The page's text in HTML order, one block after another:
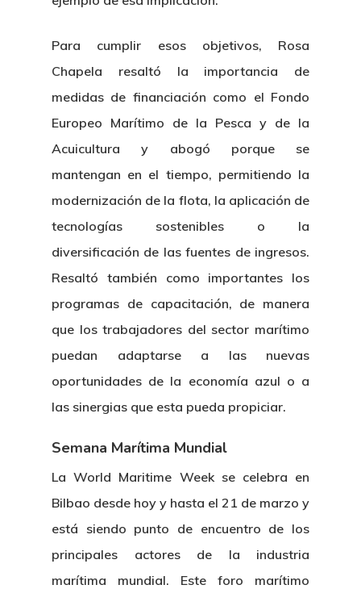
Para cumplir esos objetivos, Rosa
Chapela resaltó la importancia de
medidas de financiación como el Fondo
Europeo Marítimo de la Pesca y de la
Acuicultura y abogó porque se
mantengan en el tiempo, permitiendo la
modernización de la flota, la aplicación de
tecnologías sostenibles o la
diversificación de las fuentes de ingresos.
Resaltó también como importantes los
programas de capacitación, de manera
que los trabajadores del sector marítimo
puedan adaptarse a las nuevas
oportunidades de la economía azul o a
las sinergias que esta pueda propiciar.
Semana Marítima Mundial
La World Maritime Week se celebra en
Bilbao desde hoy y hasta el 21 de marzo y
está siendo punto de encuentro de los
principales actores de la industria
marítima mundial. Este foro marítimo